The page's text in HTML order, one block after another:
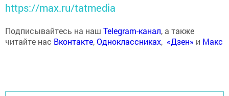
https://max.ru/tatmedia
Подписывайтесь на наш Telegram-канал, а также
читайте нас Вконтакте,Одноклассниках, «Дзен» и Макс